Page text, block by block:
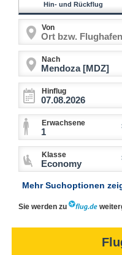
Hin- und Rückflug
Von
Nach
Hinflug
Erwachsene
1
Klasse
Economy
Mehr Suchoptionen
Sie werden zu